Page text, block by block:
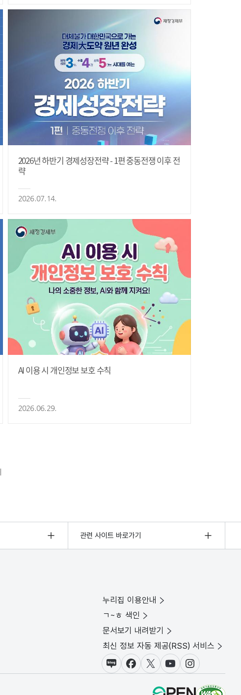
2026년 하반기 경제성장전략 - 1편 중동전쟁 이후 전
략
2026.07.14.
AI 이용 시 개인정보 보호 수칙
2026.06.29.
관련 사이트 바로가기
누리집 이용안내
ㄱ~ㅎ 색인
문서보기 내려받기
최신 정보 자동 제공(RSS) 서비스
블로그페이스북X(트위터)
유튜브인스타그램